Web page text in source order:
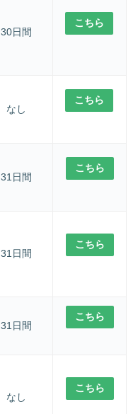
30日間
こちら
なし
こちら
31日間
こちら
31日間
こちら
31日間
こちら
なし
こちら